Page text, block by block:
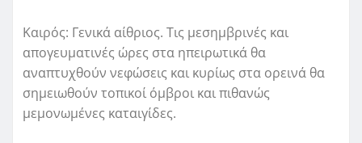
Καιρός: Γενικά αίθριος. Τις μεσημβρινές και
απογευματινές ώρες στα ηπειρωτικά θα
αναπτυχθούν νεφώσεις και κυρίως στα ορεινά θα
σημειωθούν τοπικοί όμβροι και πιθανώς
μεμονωμένες καταιγίδες.